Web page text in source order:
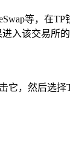
等，在
入该交易所的
它，然后选